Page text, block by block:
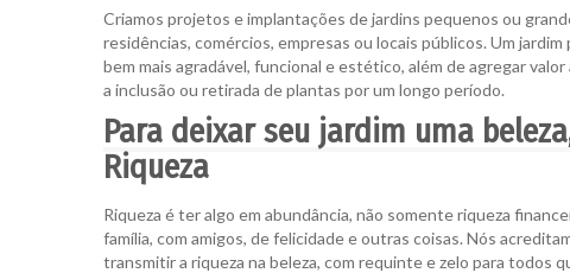
Criamos projetos e implantações de jardins pequenos ou
residências, comércios, empresas ou locais públicos. Um
bem mais agradável, funcional e estético, além de agregar
a inclusão ou retirada de plantas por um longo período.
Para deixar seu jardim uma
Riqueza
Riqueza é ter algo em abundância, não somente riqueza
família, com amigos, de felicidade e outras coisas. Nós
transmitir a riqueza na beleza, com requinte e zelo para todos